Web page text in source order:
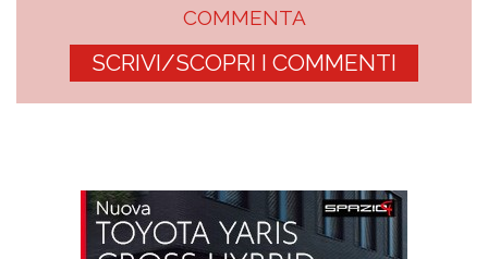
COMMENTA
SCRIVI/SCOPRI I COMMENTI